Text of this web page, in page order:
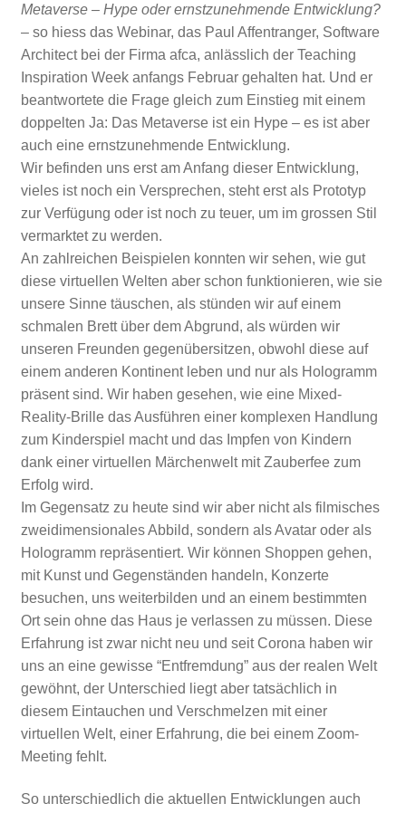
Metaverse – Hype oder ernstzunehmende Entwicklung?
– so hiess das Webinar, das Paul Affentranger, Software
Architect bei der Firma afca, anlässlich der Teaching
Inspiration Week anfangs Februar gehalten hat. Und er
beantwortete die Frage gleich zum Einstieg mit einem
doppelten Ja: Das Metaverse ist ein Hype – es ist aber
auch eine ernstzunehmende Entwicklung.
Wir befinden uns erst am Anfang dieser Entwicklung,
vieles ist noch ein Versprechen, steht erst als Prototyp
zur Verfügung oder ist noch zu teuer, um im grossen Stil
vermarktet zu werden.
An zahlreichen Beispielen konnten wir sehen, wie gut
diese virtuellen Welten aber schon funktionieren, wie sie
unsere Sinne täuschen, als stünden wir auf einem
schmalen Brett über dem Abgrund, als würden wir
unseren Freunden gegenübersitzen, obwohl diese auf
einem anderen Kontinent leben und nur als Hologramm
präsent sind. Wir haben gesehen, wie eine Mixed-
Reality-Brille das Ausführen einer komplexen Handlung
zum Kinderspiel macht und das Impfen von Kindern
dank einer virtuellen Märchenwelt mit Zauberfee zum
Erfolg wird.
Im Gegensatz zu heute sind wir aber nicht als filmisches
zweidimensionales Abbild, sondern als Avatar oder als
Hologramm repräsentiert. Wir können Shoppen gehen,
mit Kunst und Gegenständen handeln, Konzerte
besuchen, uns weiterbilden und an einem bestimmten
Ort sein ohne das Haus je verlassen zu müssen. Diese
Erfahrung ist zwar nicht neu und seit Corona haben wir
uns an eine gewisse “Entfremdung” aus der realen Welt
gewöhnt, der Unterschied liegt aber tatsächlich in
diesem Eintauchen und Verschmelzen mit einer
virtuellen Welt, einer Erfahrung, die bei einem Zoom-
Meeting fehlt.
So unterschiedlich die aktuellen Entwicklungen auch